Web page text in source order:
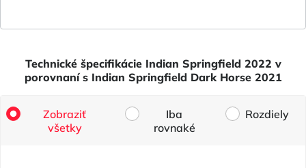
Technické špecifikácie Indian Springfield 2022 v
porovnaní s Indian Springfield Dark Horse 2021
Zobraziť
všetky
Iba
rovnaké
Rozdiely